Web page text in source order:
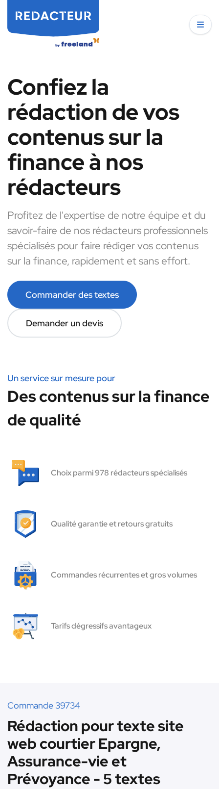
Confiez la
rédaction de vos
contenus sur la
finance à nos
rédacteurs
Profitez de l'expertise de notre équipe et du
savoir-faire de nos rédacteurs professionnels
spécialisés pour faire rédiger vos contenus
sur la finance, rapidement et sans effort.
Commander des textes
Demander un devis
Un service sur mesure pour
Des contenus sur la finance
de qualité
Choix parmi 978 rédacteurs spécialisés
Qualité garantie et retours gratuits
Commandes récurrentes et gros volumes
Tarifs dégressifs avantageux
Commande 39734
Rédaction pour texte site
web courtier Epargne,
Assurance-vie et
Prévoyance - 5 textes